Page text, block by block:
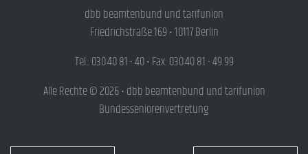
dbb beamtenbund und tarifunion
Friedrichstraße 169 • 10117 Berlin
Tel.: 030.40 81 - 40 • Fax: 030.40 81 - 49 99
Alle Rechte © 2026 • dbb beamtenbund und tarifunion
Bundesseniorenvertretung